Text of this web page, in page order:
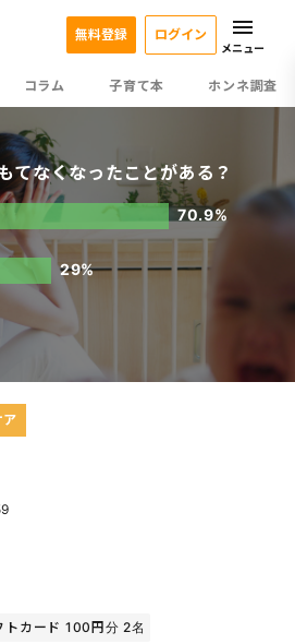
コラム 子育て本 ホンネ調査
無料登録 ログイン
メニュー
てなくなったことがある？
70.9%
29%
ア
カード 100円分 2名